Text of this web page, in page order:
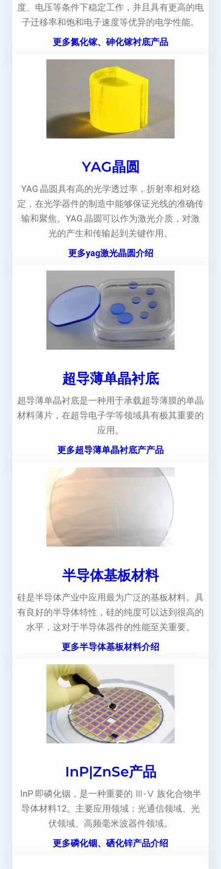
度、电压等条件下稳定工作，并且具有更高的电
子迁移率和饱和电子速度等优异的电学性能。
更多氮化镓、砷化镓衬底产品
YAG晶圆
YAG 晶圆具有高的光学透过率，折射率相对稳
定，在光学器件的制造中能够保证光线的准确传
输和聚焦。YAG 晶圆可以作为激光介质，对激
光的产生和传输起到关键作用。
更多yag激光晶圆介绍
超导薄单晶衬底
超导薄单晶衬底是一种用于承载超导薄膜的单晶
材料薄片，在超导电子学等领域具有极其重要的
应用。
更多超导薄单晶衬底产产品
半导体基板材料
硅是半导体产业中应用最为广泛的基板材料。具
有良好的半导体特性，硅的纯度可以达到很高的
水平，这对于半导体器件的性能至关重要。
更多半导体基板材料介绍
InP|ZnSe产品
InP 即磷化铟，是一种重要的 Ⅲ-Ⅴ 族化合物半
导体材料12。主要应用领域：光通信领域、光
伏领域、高频毫米波器件领域。
更多磷化铟、硒化锌产品介绍